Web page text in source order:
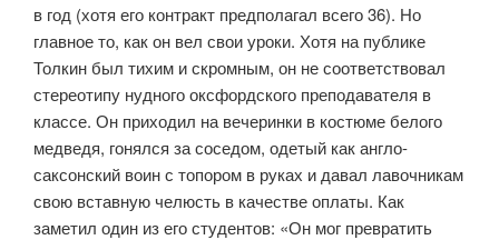
в год (хотя его контракт предполагал всего 36). Но
главное то, как он вел свои уроки. Хотя на публике
Толкин был тихим и скромным, он не соответствовал
стереотипу нудного оксфордского преподавателя в
классе. Он приходил на вечеринки в костюме белого
медведя, гонялся за соседом, одетый как англо-
саксонский воин с топором в руках и давал лавочникам
свою вставную челюсть в качестве оплаты. Как
заметил один из его студентов: «Он мог превратить